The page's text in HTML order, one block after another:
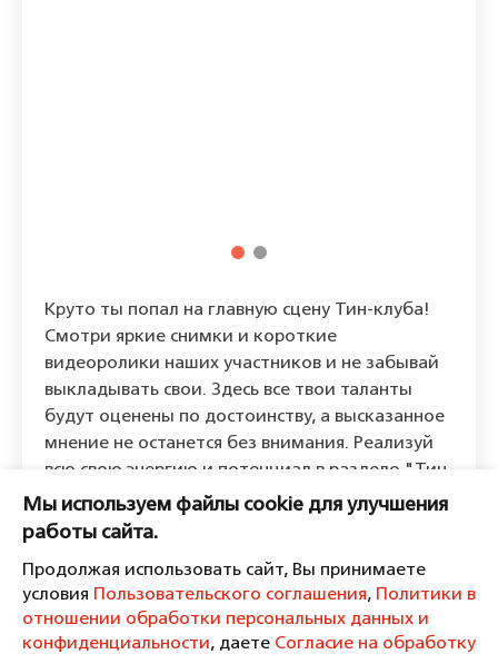
Круто ты попал на главную сцену Тин-клуба!
Смотри яркие снимки и короткие
видеоролики наших участников и не забывай
выкладывать свои. Здесь все твои таланты
будут оценены по достоинству, а высказанное
мнение не останется без внимания. Реализуй
всю свою энергию и потенциал в разделе "Тин-
ток". Будь уверен, тебя точно заметят!
Мы используем файлы cookie для улучшения
работы сайта.
Продолжая использовать сайт, Вы принимаете
условия Пользовательского соглашения, Политики в
отношении обработки персональных данных и
конфиденциальности, даете Согласие на обработку